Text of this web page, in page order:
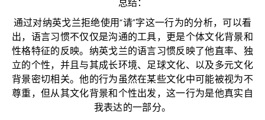
总结：
通过对纳英戈兰拒绝使用“请”字这一行为的分析，可以看
出，语言习惯不仅仅是沟通的工具，更是个体文化背景和
性格特征的反映。纳英戈兰的语言习惯反映了他直率、独
立的个性，并且与其成长环境、足球文化、以及多元文化
背景密切相关。他的行为虽然在某些文化中可能被视为不
尊重，但从其文化背景和个性出发，这一行为是他真实自
我表达的一部分。